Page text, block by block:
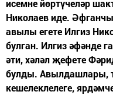
исемне йөртүчеләр
Николаев иде.
авылы егете Илгиз
булган. Илгиз әфәнде
әти, хәләл җефете
булды. Авылдашлары,
кешелеклелеге,